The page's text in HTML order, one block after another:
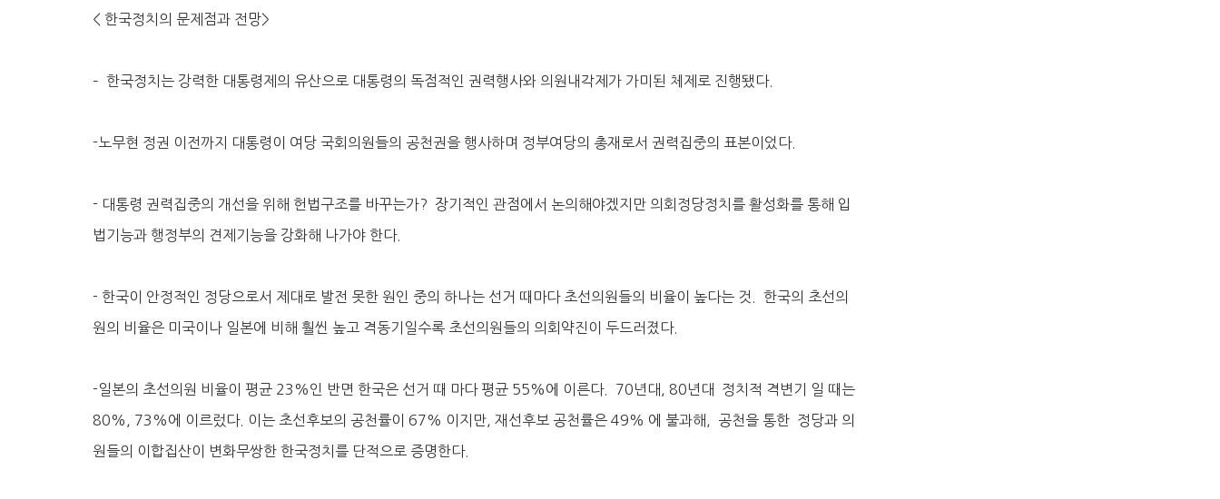
< 한국정치의 문제점과 전망>
– 한국정치는 강력한 대통령제의 유산으로 대통령의 독점적인 권력행사와 의원내각제가 가미된 체제로 진행됐다.
-노무현 정권 이전까지 대통령이 여당 국회의원들의 공천권을 행사하며 정부여당의 총재로서 권력집중의 표본이었다.
- 대통령 권력집중의 개선을 위해 헌법구조를 바꾸는가? 장기적인 관점에서 논의해야겠지만 의회정당정치를 활성화를 통해 입
법기능과 행정부의 견제기능을 강화해 나가야 한다.
- 한국이 안정적인 정당으로서 제대로 발전 못한 원인 중의 하나는 선거 때마다 초선의원들의 비율이 높다는 것. 한국의 초선의
원의 비율은 미국이나 일본에 비해 훨씬 높고 격동기일수록 초선의원들의 의회약진이 두드러졌다.
-일본의 초선의원 비율이 평균 23%인 반면 한국은 선거 때 마다 평균 55%에 이른다. 70년대, 80년대 정치적 격변기 일 때는
80%, 73%에 이르렀다. 이는 초선후보의 공천률이 67% 이지만, 재선후보 공천률은 49% 에 불과해, 공천을 통한 정당과 의
원들의 이합집산이 변화무쌍한 한국정치를 단적으로 증명한다.